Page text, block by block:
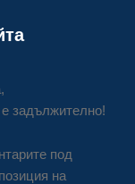
задължително!
под
на